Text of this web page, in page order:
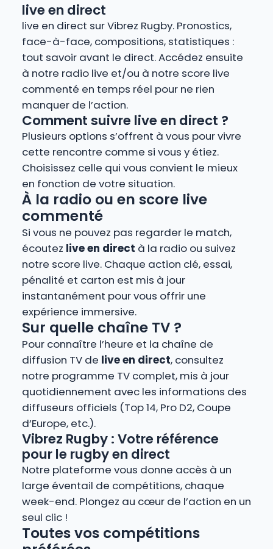
live en direct
live en direct sur Vibrez Rugby. Pronostics,
face-à-face, compositions, statistiques :
tout savoir avant le direct. Accédez ensuite
à notre radio live et/ou à notre score live
commenté en temps réel pour ne rien
manquer de l’action.
Comment suivre live en direct ?
Plusieurs options s’offrent à vous pour vivre
cette rencontre comme si vous y étiez.
Choisissez celle qui vous convient le mieux
en fonction de votre situation.
À la radio ou en score live
commenté
Si vous ne pouvez pas regarder le match,
écoutez live en direct à la radio ou suivez
notre score live. Chaque action clé, essai,
pénalité et carton est mis à jour
instantanément pour vous offrir une
expérience immersive.
Sur quelle chaîne TV ?
Pour connaître l’heure et la chaîne de
diffusion TV de live en direct, consultez
notre programme TV complet, mis à jour
quotidiennement avec les informations des
diffuseurs officiels (Top 14, Pro D2, Coupe
d’Europe, etc.).
Vibrez Rugby : Votre référence
pour le rugby en direct
Notre plateforme vous donne accès à un
large éventail de compétitions, chaque
week-end. Plongez au cœur de l’action en un
seul clic !
Toutes vos compétitions